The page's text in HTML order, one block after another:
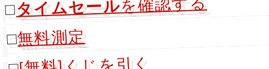
□タイムセール
□無料測定